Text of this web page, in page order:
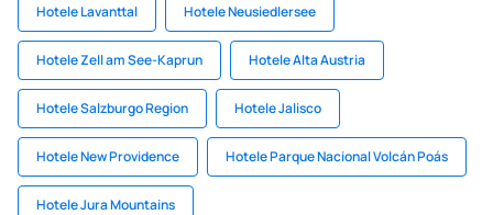
Hotele Lavanttal Hotele Neusiedlersee
Hotele Zell am See-Kaprun Hotele Alta Austria
Hotele Salzburgo Region Hotele Jalisco
Hotele New Providence Hotele Parque Nacional Volcán Poás
Hotele Jura Mountains